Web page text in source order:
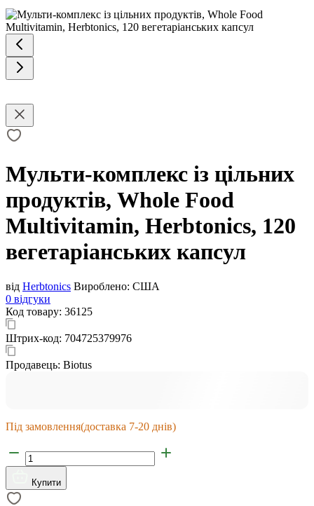
Мульти-комплекс із цільних
продуктів, Whole Food
Multivitamin, Herbtonics, 120
вегетаріанських капсул
від Herbtonics Вироблено: США
0 відгуки
Код товару: 36125
Штрих-код: 704725379976
Продавець: Biotus
Під замовлення(доставка 7-20 днів)
Купити